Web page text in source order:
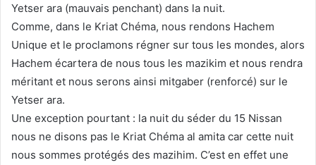
Yetser ara (mauvais penchant) dans la nuit.
Comme, dans le Kriat Chéma, nous rendons Hachem
Unique et le proclamons régner sur tous les mondes, alors
Hachem écartera de nous tous les mazikim et nous rendra
méritant et nous serons ainsi mitgaber (renforcé) sur le
Yetser ara.
Une exception pourtant : la nuit du séder du 15 Nissan
nous ne disons pas le Kriat Chéma al amita car cette nuit
nous sommes protégés des mazihim. C’est en effet une